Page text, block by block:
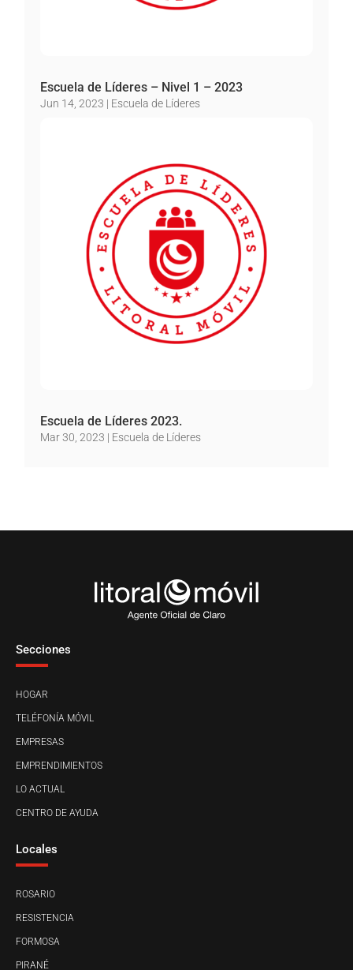
Escuela de Líderes – Nivel 1 – 2023
Jun 14, 2023 | Escuela de Líderes
Escuela de Líderes 2023.
Mar 30, 2023 | Escuela de Líderes
Secciones
HOGAR
TELÉFONÍA MÓVIL
EMPRESAS
EMPRENDIMIENTOS
LO ACTUAL
CENTRO DE AYUDA
Locales
ROSARIO
RESISTENCIA
FORMOSA
PIRANÉ